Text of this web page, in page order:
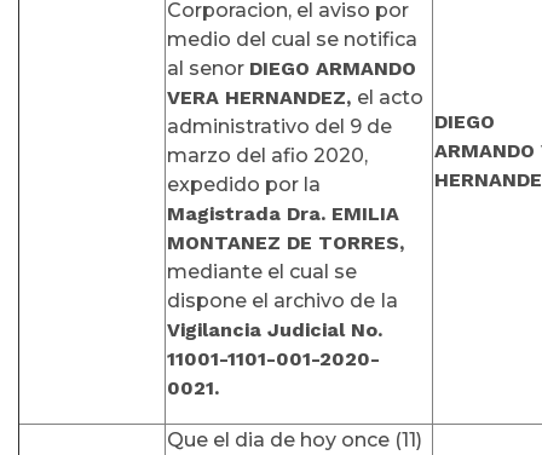
Corporacion, el aviso por
medio del cual se notifica
al senor DIEGO ARMANDO
VERA HERNANDEZ, el acto
administrativo del 9 de
marzo del afio 2020,
expedido por la
Magistrada Dra. EMILIA
MONTANEZ DE TORRES,
mediante el cual se
dispone el archivo de Ia
Vigilancia Judicial No.
11001-1101-001-2020-
0021.
DIEGO
ARMANDO
Que el dia de hoy once (11)